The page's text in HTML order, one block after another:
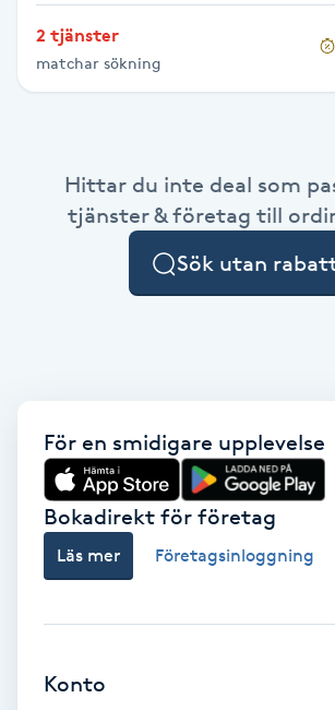
Frekvensterapi
Friskvård
Gel naglar
Gelenaglar
2 tjänster
matchar sökning
Hittar du inte deal som
tjänster & företag till
Sök utan
För en smidigare upplevelse
Bokadirekt för företag
Läs mer Företagsinloggning
Konto